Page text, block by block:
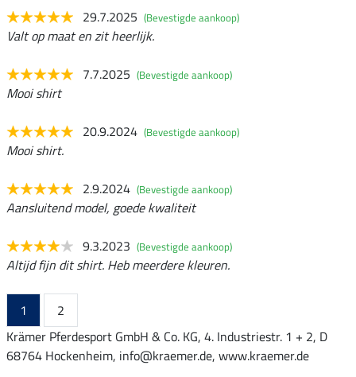
29.7.2025 (Bevestigde aankoop)
Valt op maat en zit heerlijk.
7.7.2025 (Bevestigde aankoop)
Mooi shirt
20.9.2024 (Bevestigde aankoop)
Mooi shirt.
2.9.2024 (Bevestigde aankoop)
Aansluitend model, goede kwaliteit
9.3.2023 (Bevestigde aankoop)
Altijd fijn dit shirt. Heb meerdere kleuren.
1
2
Krämer Pferdesport GmbH & Co. KG, 4. Industriestr. 1 + 2, D
68764 Hockenheim, info@kraemer.de, www.kraemer.de